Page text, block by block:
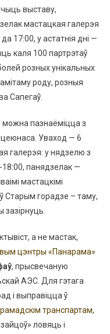
выставу,
мастацкая галерэя
17:00, у астатнія дні —
каля 100 партрэтаў
розных унікальных
роду, розныя
Сапегаў.
можна пазнаёміцца з
Уваход — 6
галерэя: у нядзелю з
18:00, панядзелак —
мастацкімі
Старым горадзе – таму,
а не мастак,
цэнтры «Панарама»
, прысвечаную
АЭС. Для гэтага
і выправіцца ў
транспартам,
ловяць і